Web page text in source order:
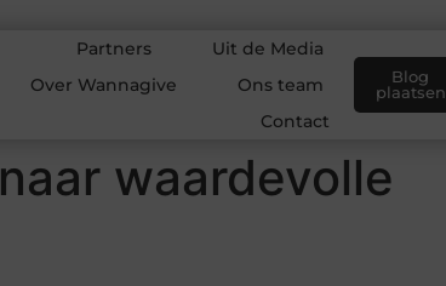
Partners
Uit de Media
Over Wannagive
Ons team
Contact
Blog
plaatsen
waardevolle